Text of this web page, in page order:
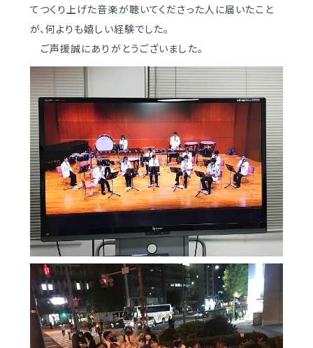
オープンスクール等
学校生活
日々の学習サイクル
年間行事カレンダー
部活動情報
制服（中学）
各種書類ダウンロード
学校案内
新着情報
入学検査実施状況
諸経費
入試日程・手続き文書
高校オープンスクール
高校1日体験入部
進路・部活動など
進路概況
部活動情報
制服（高校）
各種書類
各種書類ダウンロード
卒業生調査書交付手順
てつくり上げた音楽が聴いてくださった人に届いたこと
が、何よりも嬉しい経験でした。
ご声援誠にありがとうございました。